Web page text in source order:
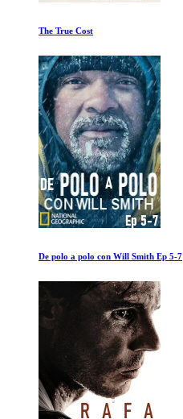
The True Cost
De polo a polo con Will Smith Ep 5-7